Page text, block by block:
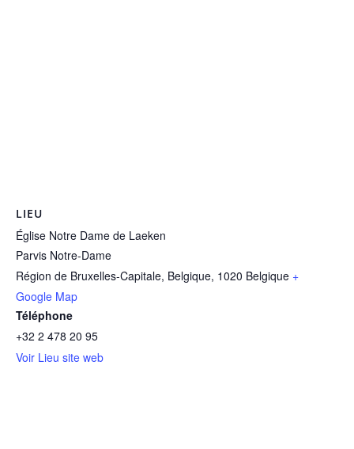
LIEU
Église Notre Dame de Laeken
Parvis Notre-Dame
Région de Bruxelles-Capitale, Belgique, 1020 Belgique +
Google Map
Téléphone
+32 2 478 20 95
Voir Lieu site web